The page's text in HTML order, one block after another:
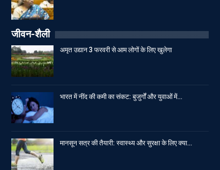
जीवन-शैली
अमृत उद्यान 3 फरवरी से आम लोगों के लिए खुलेगा
भारत में नींद की कमी का संकट: बुजुर्गों और युवाओं में…
मानसून सत्र की तैयारी: स्वास्थ्य और सुरक्षा के लिए क्या…